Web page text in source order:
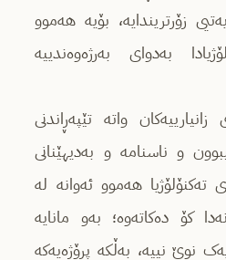
زۆرتریندایە، بۆیە هەموو
بەدوای بەرژەوەندییە
واتە تێپەڕاندنی
و ناسنامە و بەدیهێنانی
هەموو ئەوانە لە
كۆ دەكاتەوە؛ بەو مانایە
نوێ نییە، بەڵكە پڕۆژەیەكە